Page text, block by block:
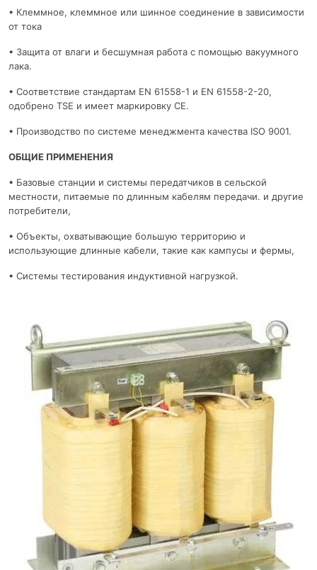
• Клеммное, клеммное или шинное соединение в зависимости
от тока
• Защита от влаги и бесшумная работа с помощью вакуумного
лака.
• Соответствие стандартам EN 61558-1 и EN 61558-2-20,
одобрено TSE и имеет маркировку CE.
• Производство по системе менеджмента качества ISO 9001.
ОБЩИЕ ПРИМЕНЕНИЯ
• Базовые станции и системы передатчиков в сельской
местности, питаемые по длинным кабелям передачи. и другие
потребители,
• Объекты, охватывающие большую территорию и
использующие длинные кабели, такие как кампусы и фермы,
• Системы тестирования индуктивной нагрузкой.